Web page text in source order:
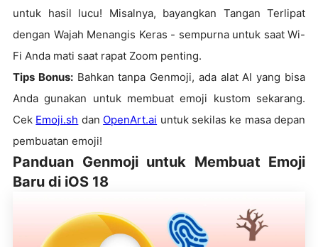
untuk hasil lucu! Misalnya, bayangkan Tangan Terlipat
dengan Wajah Menangis Keras - sempurna untuk saat Wi-
Fi Anda mati saat rapat Zoom penting.
Tips Bonus:Bahkan tanpa Genmoji, ada alat AI yang bisa
Anda gunakan untuk membuat emoji kustom sekarang.
Cek Emoji.sh dan OpenArt.ai untuk sekilas ke masa depan
pembuatan emoji!
Panduan Genmoji untuk Membuat Emoji
Baru di iOS 18